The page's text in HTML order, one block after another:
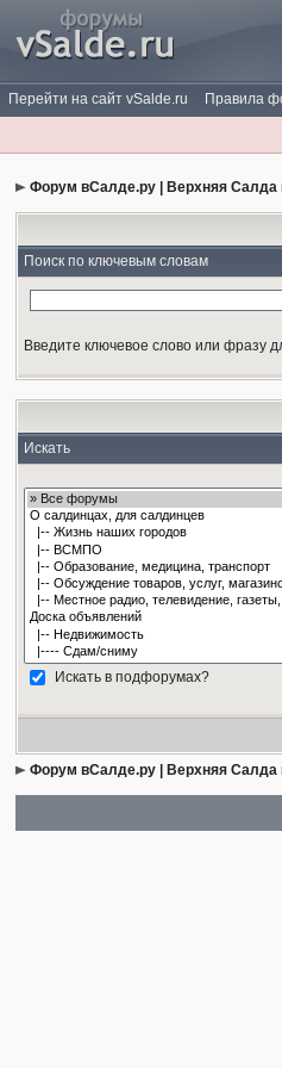
Перейти на сайт vSalde.ru Правила
Форум вСалде.ру | Верхняя
Поиск по ключевым словам
Введите ключевое слово или фразу
Искать
Искать в подфорумах?
Форум вСалде.ру | Верхняя